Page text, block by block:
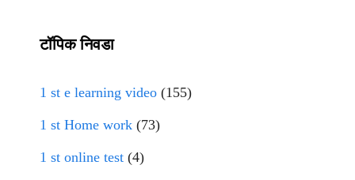
टॉपिक निवडा
1 st e learning video (155)
1 st Home work (73)
1 st online test (4)